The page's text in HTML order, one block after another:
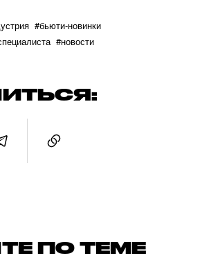
#бьюти-новинки
#новости
ПО ТЕМЕ